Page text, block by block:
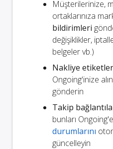
Müşterilerinize,
ortaklarınıza
bildirimleri
değişiklikler,
belgeler vb.)
Nakliye
Ongoing'inize
gönderin
Takip
bunları
durumlarını
güncelleyin